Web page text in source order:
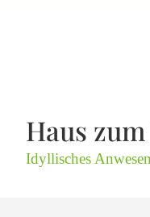
Haus
Idyllisches